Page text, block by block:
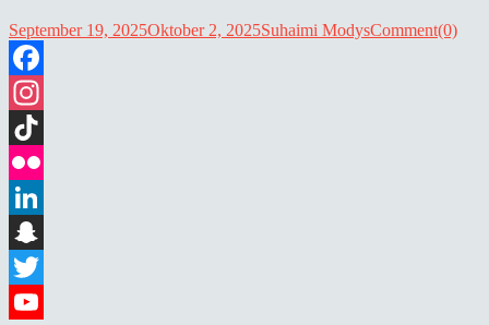
September 19, 2025Oktober 2, 2025Suhaimi ModysComment(0)
Facebook
Instagram
TikTok
Flickr
LinkedIn
Snapchat
Twitter